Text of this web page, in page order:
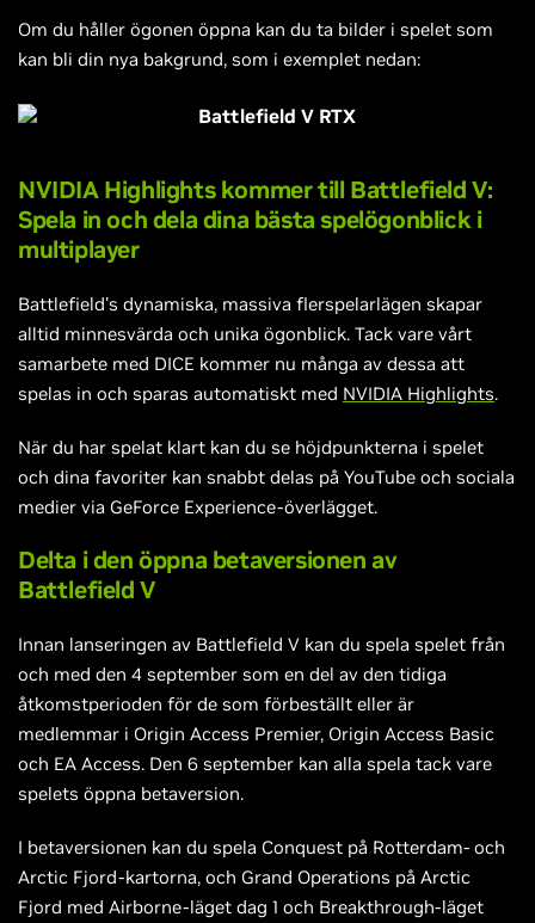
Om du håller ögonen öppna kan du ta bilder i spelet som
kan bli din nya bakgrund, som i exemplet nedan:
NVIDIA Highlights kommer till Battlefield V:
Spela in och dela dina bästa spelögonblick i
multiplayer
Battlefield's dynamiska, massiva flerspelarlägen skapar
alltid minnesvärda och unika ögonblick. Tack vare vårt
samarbete med DICE kommer nu många av dessa att
spelas in och sparas automatiskt med NVIDIA Highlights.
När du har spelat klart kan du se höjdpunkterna i spelet
och dina favoriter kan snabbt delas på YouTube och sociala
medier via GeForce Experience-överlägget.
Delta i den öppna betaversionen av
Battlefield V
Innan lanseringen av Battlefield V kan du spela spelet från
och med den 4 september som en del av den tidiga
åtkomstperioden för de som förbeställt eller är
medlemmar i Origin Access Premier, Origin Access Basic
och EA Access. Den 6 september kan alla spela tack vare
spelets öppna betaversion.
I betaversionen kan du spela Conquest på Rotterdam- och
Arctic Fjord-kartorna, och Grand Operations på Arctic
Fjord med Airborne-läget dag 1 och Breakthrough-läget